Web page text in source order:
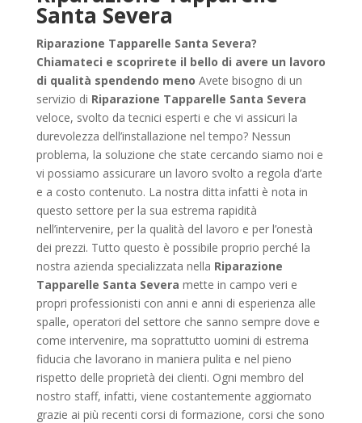
Santa Severa
Riparazione Tapparelle Santa Severa?
Chiamateci e scoprirete il bello di avere un lavoro
di qualità spendendo meno Avete bisogno di un
servizio di Riparazione Tapparelle Santa Severa
veloce, svolto da tecnici esperti e che vi assicuri la
durevolezza dell’installazione nel tempo? Nessun
problema, la soluzione che state cercando siamo noi e
vi possiamo assicurare un lavoro svolto a regola d’arte
e a costo contenuto. La nostra ditta infatti è nota in
questo settore per la sua estrema rapidità
nell’intervenire, per la qualità del lavoro e per l’onestà
dei prezzi. Tutto questo è possibile proprio perché la
nostra azienda specializzata nella Riparazione
Tapparelle Santa Severa mette in campo veri e
propri professionisti con anni e anni di esperienza alle
spalle, operatori del settore che sanno sempre dove e
come intervenire, ma soprattutto uomini di estrema
fiducia che lavorano in maniera pulita e nel pieno
rispetto delle proprietà dei clienti. Ogni membro del
nostro staff, infatti, viene costantemente aggiornato
grazie ai più recenti corsi di formazione, corsi che sono